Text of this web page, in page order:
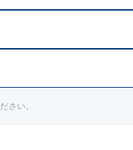
さい。